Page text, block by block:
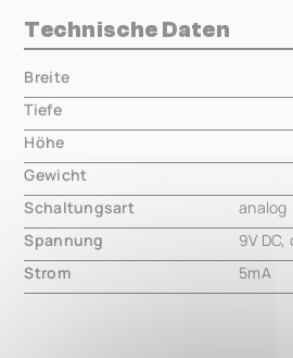
Technische Daten
Breite
Tiefe
Höhe
Gewicht
Schaltungsart
analog
Spannung
9V
Strom
5mA